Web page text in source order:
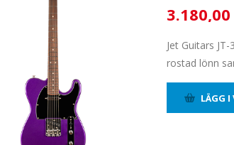
Jet Guitars
rostad lönn
LÄGG I